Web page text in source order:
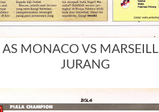
AS MONACO VS
JURANG